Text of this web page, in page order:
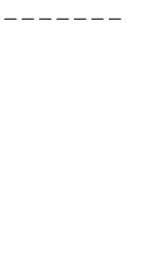
－－－－－－